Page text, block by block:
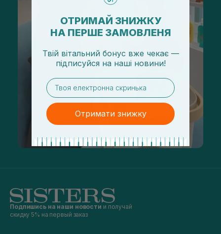
Подпишись на наши новости и получай
скидку 5% на первый заказ
ОТРИМАЙ ЗНИЖКУ
НА ПЕРШЕ ЗАМОВЛЕНЯ
Твій вітальний бонус вже чекає —
підписуйся на наші новини!
email
Отримати знижку